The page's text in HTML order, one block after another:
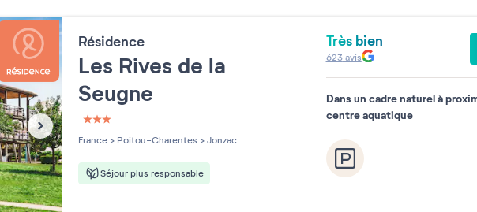
ma me
1
6
18 19
Résidence
Les Rives de la
Seugne
3 étoiles sur 5
France > Poitou-Charentes > Jonzac
Séjour plus responsable
Très bien
623avis
Dans un cadre naturel à
centre aquatique